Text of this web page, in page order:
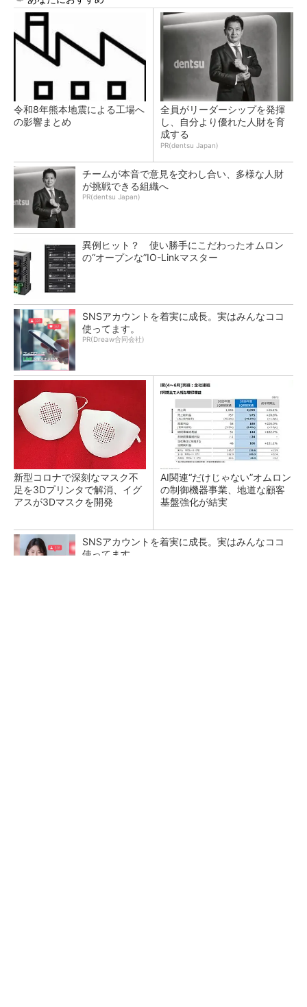
令和8年熊本地震による工場へ
の影響まとめ
全員がリーダーシップを発揮
し、自分より優れた人財を育
成する
PR(dentsu Japan)
チームが本音で意見を交わし合い、多様な人財
が挑戦できる組織へ
PR(dentsu Japan)
異例ヒット？ 使い勝手にこだわったオムロン
の“オープンな”IO-Linkマスター
SNSアカウントを着実に成長。実はみんなココ
使ってます。
PR(Dreaw合同会社)
新型コロナで深刻なマスク不
足を3Dプリンタで解消、イグ
アスが3Dマスクを開発
AI関連“だけじゃない”オムロン
の制御機器事業、地道な顧客
基盤強化が結実
SNSアカウントを着実に成長。実はみんなココ
使ってます。